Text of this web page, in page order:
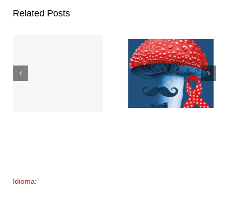
Related Posts
Idioma: